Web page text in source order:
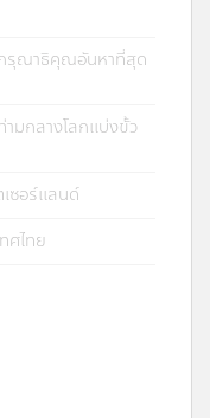
กรุณาธิคุณอันหาที่สุด
ามกลางโลกแบ่งขั้ว
ซอร์แลนด์
ศไทย